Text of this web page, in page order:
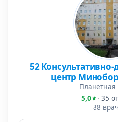
52
центр
Планетная
5,0
· 35
88